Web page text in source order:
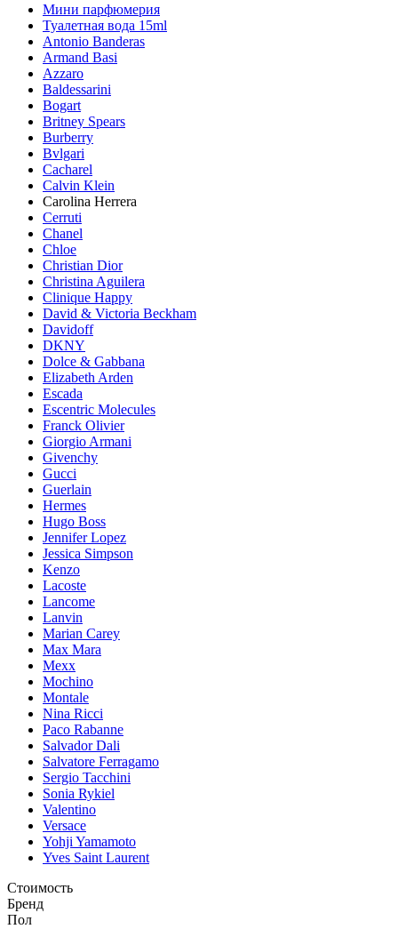
Мини парфюмерия
Туалетная вода 15ml
Antonio Banderas
Armand Basi
Azzaro
Baldessarini
Bogart
Britney Spears
Burberry
Bvlgari
Cacharel
Calvin Klein
Carolina Herrera
Cerruti
Chanel
Chloe
Christian Dior
Christina Aguilera
Clinique Happy
David & Victoria Beckham
Davidoff
DKNY
Dolce & Gabbana
Elizabeth Arden
Escada
Escentric Molecules
Franck Olivier
Giorgio Armani
Givenchy
Gucci
Guerlain
Hermes
Hugo Boss
Jennifer Lopez
Jessica Simpson
Kenzo
Lacoste
Lancome
Lanvin
Marian Carey
Max Mara
Mexx
Mochino
Montale
Nina Ricci
Paco Rabanne
Salvador Dali
Salvatore Ferragamo
Sergio Tacchini
Sonia Rykiel
Valentino
Versace
Yohji Yamamoto
Yves Saint Laurent
Стоимость
Бренд
Пол